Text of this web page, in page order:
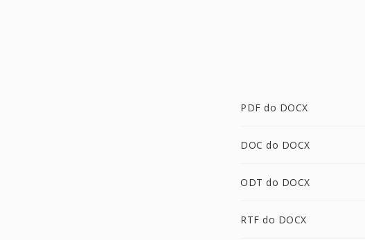
PDF do DOCX
DOC do DOCX
ODT do DOCX
RTF do DOCX